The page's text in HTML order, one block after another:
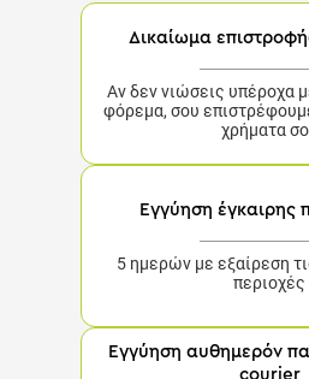
Αν δεν νιώσεις υπέροχα μέσα
σου επιστρέφουμε στο
5 ημερών με εξαίρεση τις
Εγγύηση αυθημερόν
courier